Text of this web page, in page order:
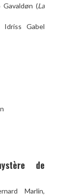
(La
Idriss Gabel
de
Marlin,